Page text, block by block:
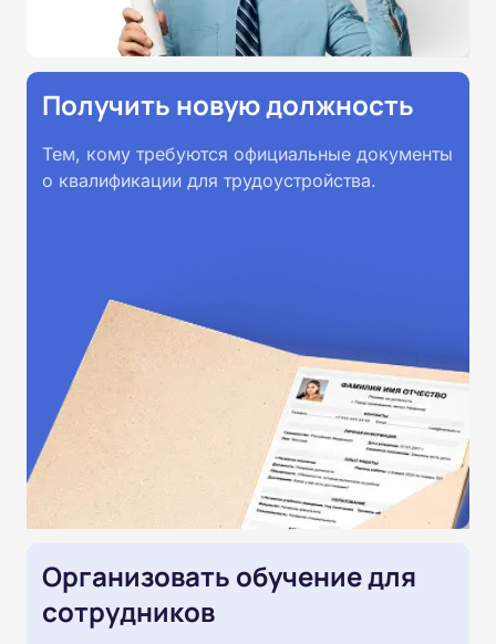
Получить новую должность
Тем, кому требуются официальные документы
о квалификации для трудоустройства.
Организовать обучение для
сотрудников